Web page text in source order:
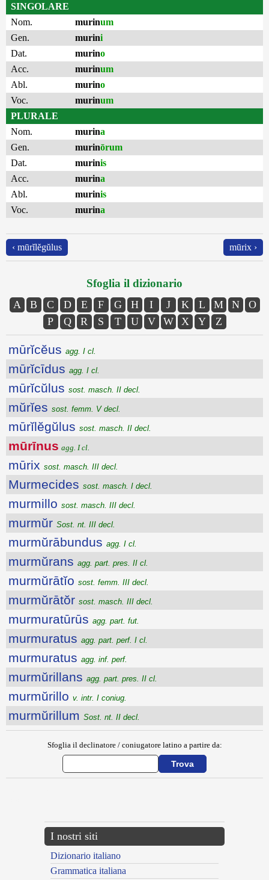
SINGOLARE
Nom.
murinum
Gen.
murini
Dat.
murino
Acc.
murinum
Abl.
murino
Voc.
murinum
PLURALE
Nom.
murina
Gen.
murinōrum
Dat.
murinis
Acc.
murina
Abl.
murinis
Voc.
murina
‹ mūrĭlĕgŭlus mūrix ›
Sfoglia il dizionario
A B C D E F G H I J K L M N
O
P
Q R S T U V W X Y Z
mūrĭcĕus agg. I cl.
mūrĭcīdus agg. I cl.
mūrĭcŭlus sost. masch. II decl.
mŭrĭes sost. femm. V decl.
mūrĭlĕgŭlus sost. masch. II decl.
mūrīnus agg. I cl.
mūrix sost. masch. III decl.
Murmecides sost. masch. I decl.
murmillo sost. masch. III decl.
murmŭr Sost. nt. III decl.
murmŭrābundus agg. I cl.
murmŭrans agg. part. pres. II cl.
murmŭrātĭo sost. femm. III decl.
murmŭrātŏr sost. masch. III decl.
murmuratūrūs agg. part. fut.
murmuratus agg. part. perf. I cl.
murmuratus agg. inf. perf.
murmŭrillans agg. part. pres. II cl.
murmŭrillo v. intr. I coniug.
murmŭrillum Sost. nt. II decl.
Sfoglia il declinatore / coniugatore latino a partire da:
I nostri siti
Dizionario italiano
Grammatica italiana